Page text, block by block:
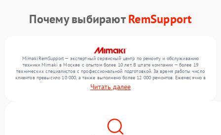
Почему выбираютRemSupport
MimakiRemSupport — экспертный сервисный центр по ремонту и обслуживанию
техники Mimaki в Москве с опытом более 10 лет. В штате компании — более 19
технических специалистов с профессиональной подготовкой. За время работы число
клиентов превысило 10 000, а также выполнено более 12 000 ремонтов. Ежемесячно в
сервисный центр поступает свыше 300 единиц техники, включая , , . Мы беремся за
задачи любой сложности и обеспечиваем надежный результат благодаря
Читать далее